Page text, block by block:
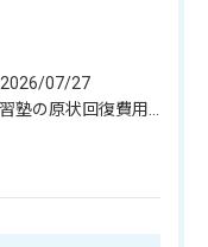
2026/07/27